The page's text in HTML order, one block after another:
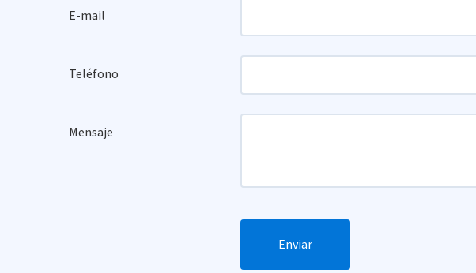
E-mail
Teléfono
Mensaje
Enviar